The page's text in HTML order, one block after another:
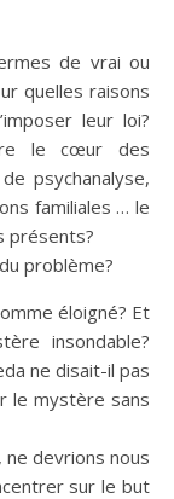
de vrai ou
quelles raisons
leur loi?
le cœur des
psychanalyse,
familiales … le
présents?
problème?
éloigné? Et
insondable?
ne disait-il pas
le mystère sans
ne devrions nous
sur le but